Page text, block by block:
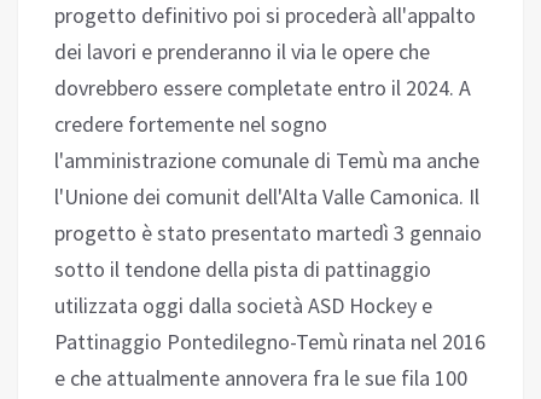
progetto definitivo poi si procederà all'appalto
dei lavori e prenderanno il via le opere che
dovrebbero essere completate entro il 2024. A
credere fortemente nel sogno
l'amministrazione comunale di Temù ma anche
l'Unione dei comunit dell'Alta Valle Camonica. Il
progetto è stato presentato martedì 3 gennaio
sotto il tendone della pista di pattinaggio
utilizzata oggi dalla società ASD Hockey e
Pattinaggio Pontedilegno-Temù rinata nel 2016
e che attualmente annovera fra le sue fila 100